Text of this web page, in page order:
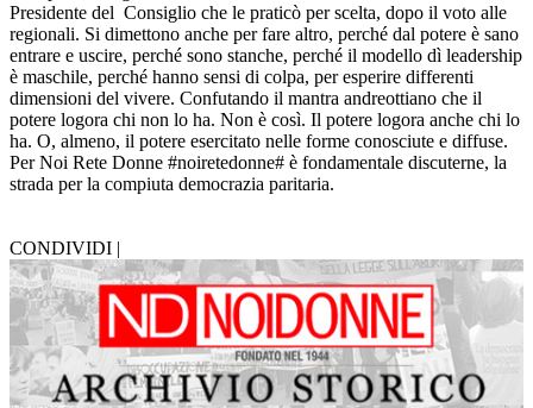
Presidente del Consiglio che le praticò per scelta, dopo il voto alle
regionali. Si dimettono anche per fare altro, perché dal potere è sano
entrare e uscire, perché sono stanche, perché il modello dì leadership
è maschile, perché hanno sensi di colpa, per esperire differenti
dimensioni del vivere. Confutando il mantra andreottiano che il
potere logora chi non lo ha. Non è così. Il potere logora anche chi lo
ha. O, almeno, il potere esercitato nelle forme conosciute e diffuse.
Per Noi Rete Donne #noiretedonne# è fondamentale discuterne, la
strada per la compiuta democrazia paritaria.
CONDIVIDI |